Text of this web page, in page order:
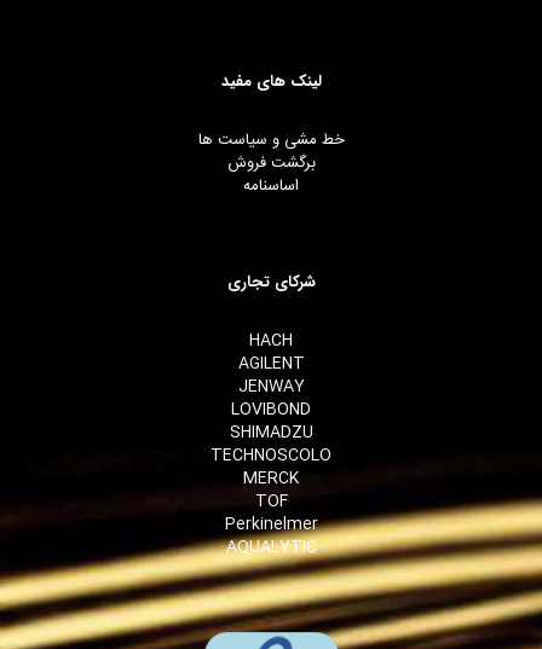
لینک های مفید
خط مشی و سیاست ها
برگشت فروش
اساسنامه
شرکای تجاری
HACH
AGILENT
JENWAY
LOVIBOND
SHIMADZU
TECHNOSCOLO
MERCK
TOF
Perkinelmer
AQUALYTIC